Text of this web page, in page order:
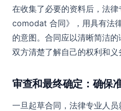
在收集了必要的资料后，法
comodat 合同》，用具有法
的意图。合同应以清晰简洁
双方清楚了解自己的权利和义
审查和最终确定：确保
一旦起草合同，法律专业人